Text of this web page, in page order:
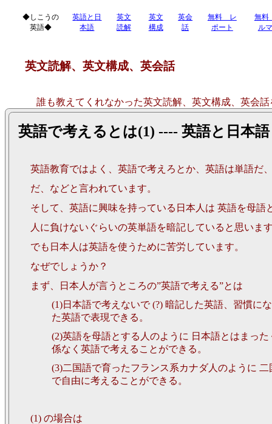
英文読解、英文構成、英会話
誰も教えてくれなかった英文読解、英文構成、英会話
率的に学
◆しこうの
英語◆
英語と日
本語
英文
読解
英文
構成
英会
話
無料 レ
ポート
無
ル
英語で考えるとは(1) ---- 英語と日本語
英語教育ではよく、英語で考えろとか、英語は単語だ
だ、などと言われています。
そして、英語に興味を持っている日本人は 英語を母語
人に負けないぐらいの英単語を暗記していると思いま
でも日本人は英語を使うために苦労しています。
なぜでしょうか？
まず、日本人が言うところの”英語で考える”とは
(1)日本語で考えないで (?) 暗記した英語、習慣に
た英語で表現できる。
(2)英語を母語とする人のように 日本語とはまった
係なく英語で考えることができる。
(3)二国語で育ったフランス系カナダ人のように 二
で自由に考えることができる。
(1) の場合は